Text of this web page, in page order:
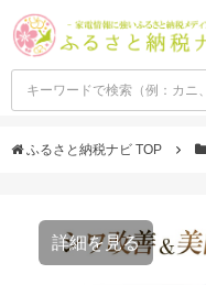
ふるさと納税ナビ TOP
詳細を見る